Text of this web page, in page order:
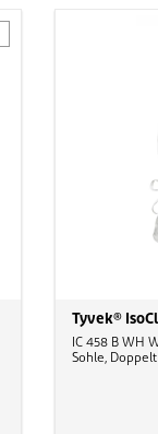
Tyvek®
IC 458 B WH
Sohle, Doppelt